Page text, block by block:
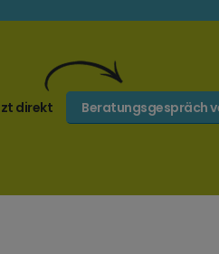
Beratungsgespräch
direkt